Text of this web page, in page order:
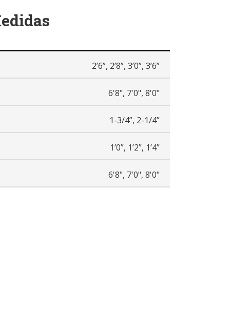
2’6”, 2’8”, 3’0”, 3’6”
6'8", 7'0", 8'0"
1-3/4”, 2-1/4”
1’0”, 1’2”, 1’4”
6'8", 7'0", 8'0"